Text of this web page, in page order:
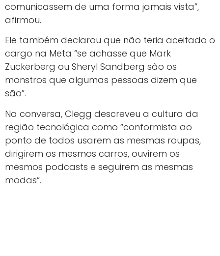
comunicassem de uma forma jamais vista”,
afirmou.
Ele também declarou que não teria aceitado o
cargo na Meta “se achasse que Mark
Zuckerberg ou Sheryl Sandberg são os
monstros que algumas pessoas dizem que
são”.
Na conversa, Clegg descreveu a cultura da
região tecnológica como “conformista ao
ponto de todos usarem as mesmas roupas,
dirigirem os mesmos carros, ouvirem os
mesmos podcasts e seguirem as mesmas
modas”.